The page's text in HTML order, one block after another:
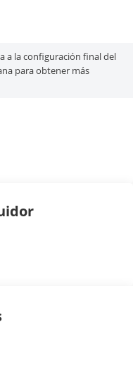
a la configuración final del
para obtener más